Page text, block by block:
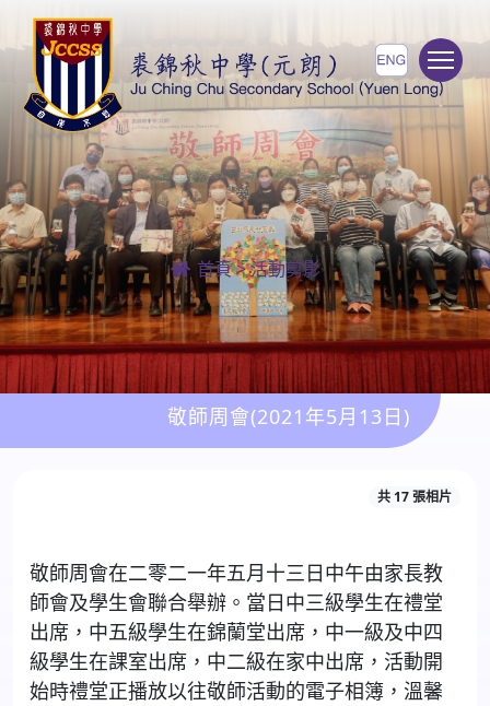
首頁>活動剪影
敬師周會(2021年5月13日)
共 17 張相片
敬師周會在二零二一年五月十三日中午由家長教
師會及學生會聯合舉辦。當日中三級學生在禮堂
出席，中五級學生在錦蘭堂出席，中一級及中四
級學生在課室出席，中二級在家中出席，活動開
始時禮堂正播放以往敬師活動的電子相簿，溫馨